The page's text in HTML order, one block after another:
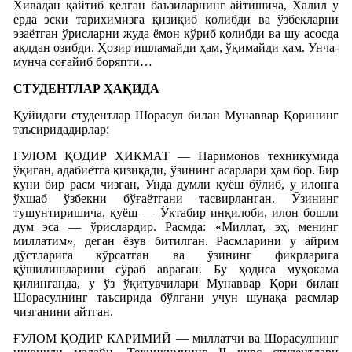
Хивадан қайтиб қелган баъзиларнинг айтишича, Халил у
ерда эски тарихимизга қизиқиб қолибди ва ўзбекларни
эзаётган ўрисларни жуда ёмон кўриб қолибди ва шу асосда
ақлдан озибди. Ҳозир ишламайди ҳам, ўқимайди ҳам. Унча-
мунча соғайиб боряпти…
СТУДЕНТЛАР ҲАҚИДА
Қуйидаги студентлар Шорасул билан Мунаввар Қорининг
таъсиридадирлар:
ҒУЛОМ ҚОДИР ҲИКМАТ — Наримонов техникумида
ўқиган, адабиётга қизиқади, ўзининг асарлари ҳам бор. Бир
куни бир расм чизган, Унда думли қуёш бўлиб, у илонга
ўхшаб ўзбекни бўғаётгани тасвирланган. Ўзининг
тушунтиришича, қуёш — Ўктабир инқилоби, илон бошли
дум эса — ўрислардир. Расмда: «Миллат, эҳ, менинг
миллатим», деган ёзув битилган. Расмларини у айрим
дўстларига кўрсатган ва ўзининг фикрларига
қўшилишларини сўраб авраган. Бу ҳодиса муҳокама
қилинганда, у ўз ўқитувчилари Мунаввар Қори билан
Шорасулнинг таъсирида бўлгани учун шунақа расмлар
чизганини айтган.
ҒУЛОМ ҚОДИР КАРИМИЙ — миллатчи ва Шорасулнинг